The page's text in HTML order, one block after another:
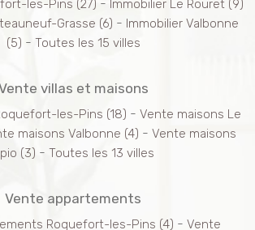
les-Pins (27) - Immobilier Le Rouret(9)
Grasse (6) - Immobilier Valbonne
(5) - Toutes les 15 villes
villas et maisons
les-Pins (18) - Vente maisons Le
maisons Valbonne (4) - Vente maisons
(3) - Toutes les 13 villes
Vente appartements
Roquefort-les-Pins (4) - Vente